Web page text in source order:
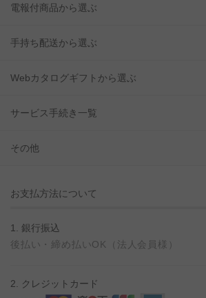
電報付商品から選ぶ
手持ち配送から選ぶ
Webカタログギフトから選ぶ
サービス手続き一覧
その他
お支払方法について
1. 銀行振込
後払い・締め払いOK（法人会員様）
2. クレジットカード